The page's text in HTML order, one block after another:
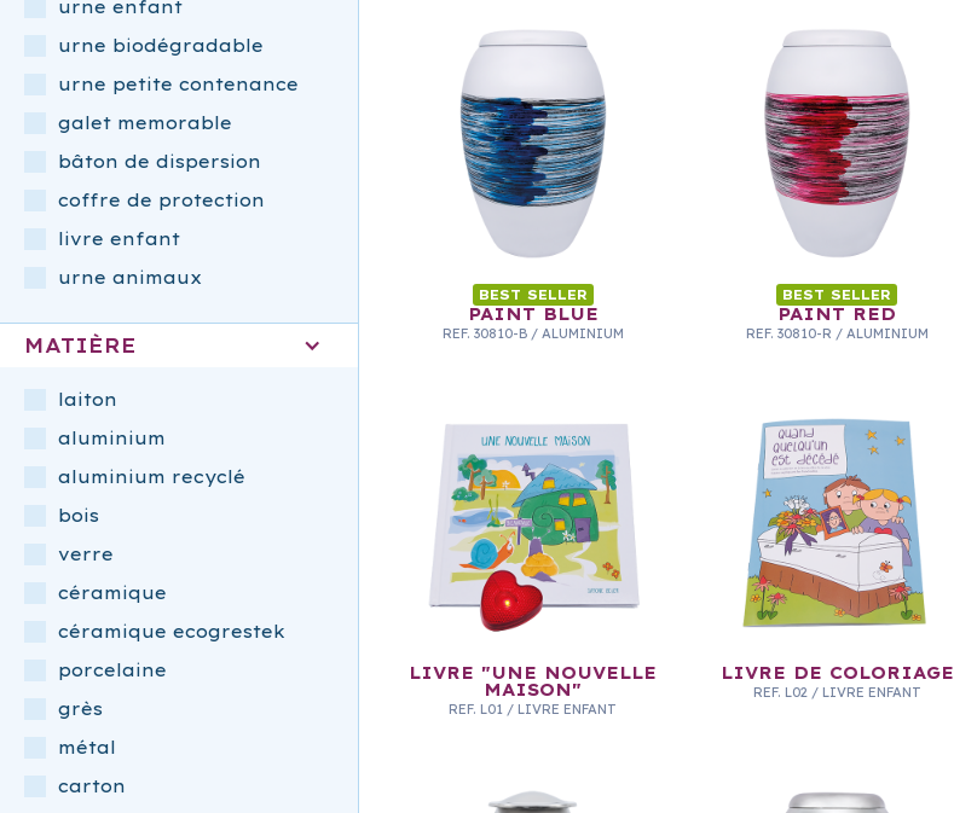
urne enfant
urne biodégradable
urne petite contenance
galet memorable
bâton de dispersion
coffre de protection
livre enfant
urne animaux
MATIÈRE
laiton
aluminium
aluminium recyclé
bois
verre
céramique
céramique ecogrestek
porcelaine
grès
métal
carton
BEST SELLER
PAINT BLUE
REF. 30810-B / ALUMINIUM
BEST SELLER
PAINT RED
REF. 30810-R / ALUMINIUM
LIVRE "UNE NOUVELLE
MAISON"
REF. L01 / LIVRE ENFANT
LIVRE DE COLORIAGE
REF. L02 / LIVRE ENFANT